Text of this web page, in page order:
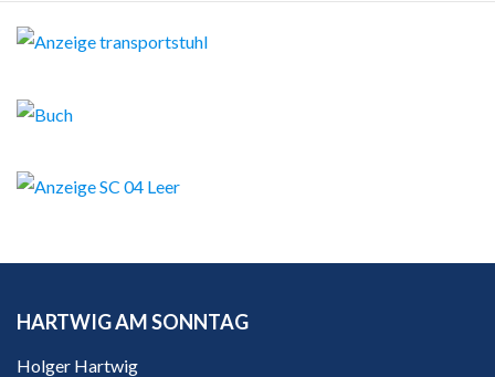
HARTWIG AM SONNTAG
Holger Hartwig